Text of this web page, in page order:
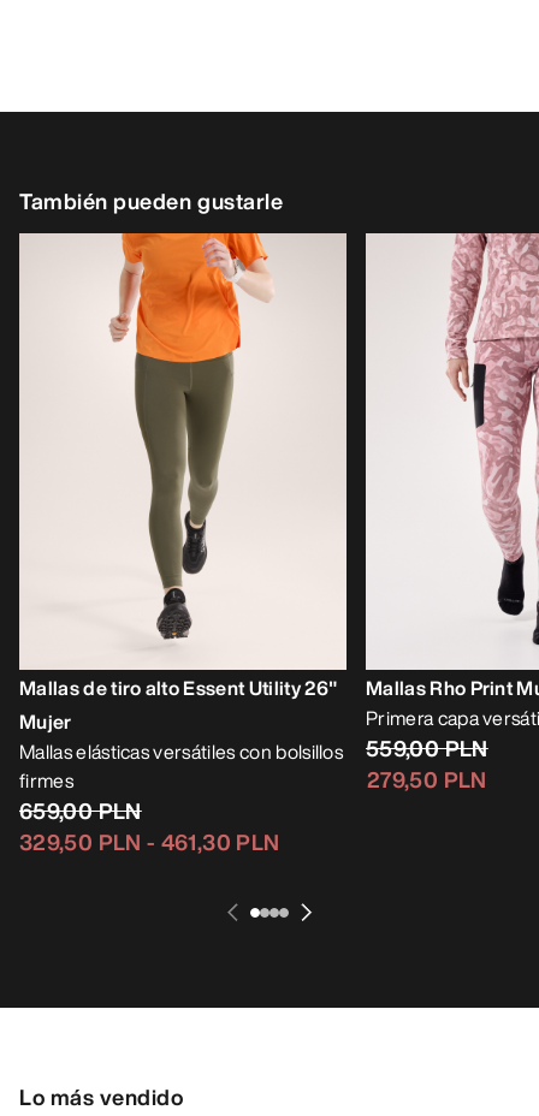
También pueden gustarle
Mallas de tiro alto Essent Utility 26"
Mujer
Mallas elásticas versátiles con bolsillos
firmes
659,00 PLN
329,50 PLN - 461,30 PLN
Mallas Rho Print
Primera capa
559,00 PLN
279,50 PLN
Lo más vendido